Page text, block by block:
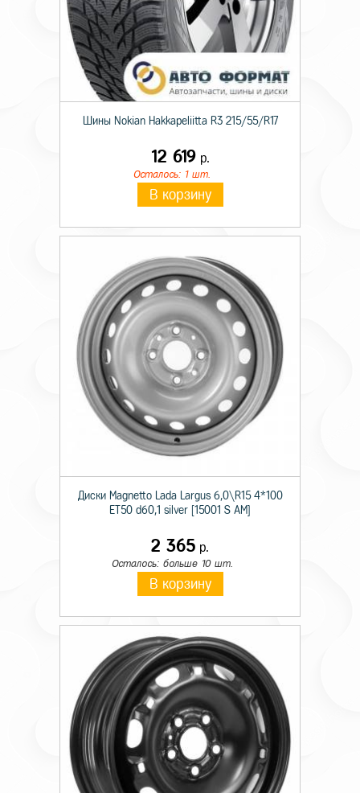
Шины Nokian Hakkapeliitta R3 215/55/R17
12 619р.
Осталось: 1 шт.
В корзину
Диски Magnetto Lada Largus 6,0\R15 4*100
ET50 d60,1 silver [15001 S AM]
2 365 р.
Осталось: больше 10 шт.
В корзину